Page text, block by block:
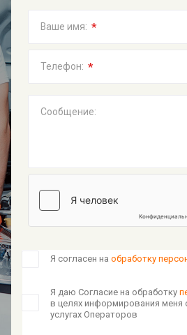
Ваше имя: *
Телефон: *
Сообщение:
Я согласен на обработку
Я даю Согласие на обработку
в целях информирования меня
услугах Операторов